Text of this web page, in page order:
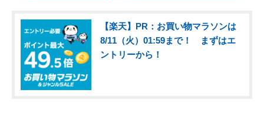
【楽天】PR：お買い物マラソンは
8/11（火）01:59まで！ まずはエ
ントリーから！